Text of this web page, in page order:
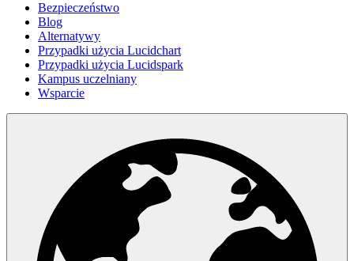
Bezpieczeństwo
Blog
Alternatywy
Przypadki użycia Lucidchart
Przypadki użycia Lucidspark
Kampus uczelniany
Wsparcie